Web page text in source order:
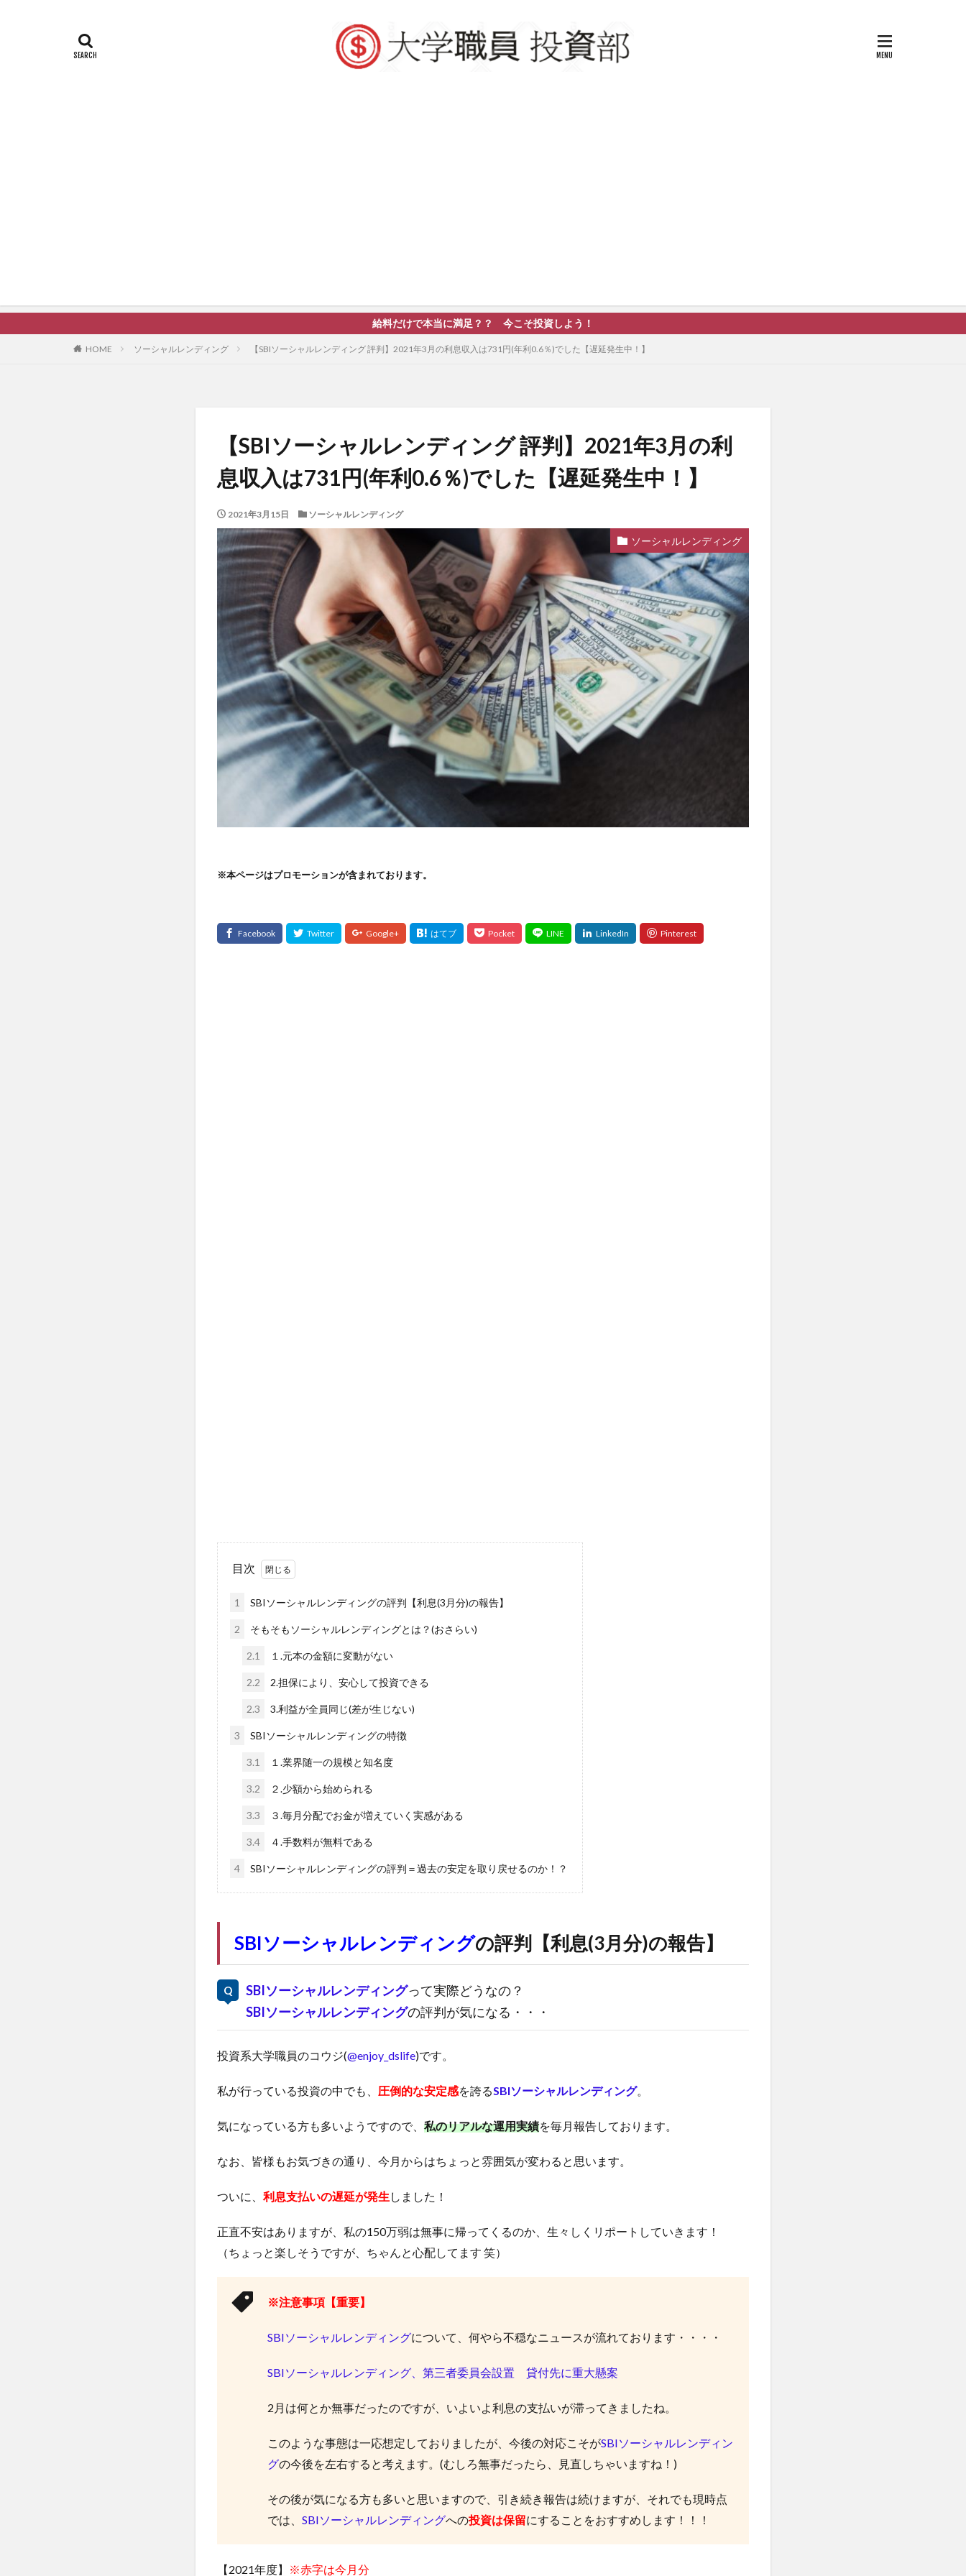
給料だけで本当に満足？？ 今こそ投資しよう！
HOME ソーシャルレンディング 【SBIソーシャルレンディング 評判】2021年3月の利息収入は731円(年利0.6％)でした【遅延発生中！】
【SBIソーシャルレンディング 評判】2021年3月の利
息収入は731円(年利0.6％)でした【遅延発生中！】
2021年3月15日 ソーシャルレンディング
ソーシャルレンディング
※本ページはプロモーションが含まれております。
目次
1 SBIソーシャルレンディングの評判【利息(3月分)の報告】
2 そもそもソーシャルレンディングとは？(おさらい)
2.1 １.元本の金額に変動がない
2.2 2.担保により、安心して投資できる
2.3 3.利益が全員同じ(差が生じない)
3 SBIソーシャルレンディングの特徴
3.1 １.業界随一の規模と知名度
3.2 ２.少額から始められる
3.3 ３.毎月分配でお金が増えていく実感がある
3.4 ４.手数料が無料である
4 SBIソーシャルレンディングの評判＝過去の安定を取り戻せるのか！？
SBIソーシャルレンディングの評判【利息(3月分)の報告】
SBIソーシャルレンディングって実際どうなの？
SBIソーシャルレンディングの評判が気になる・・・
投資系大学職員のコウジ(@enjoy_dslife)です。
私が行っている投資の中でも、 圧倒的な安定感を誇るSBIソーシャルレンディング。
気になっている方も多いようですので、 私のリアルな運用実績を毎月報告しております。
なお、皆様もお気づきの通り、今月からはちょっと雰囲気が変わると思います。
ついに、 利息支払いの遅延が発生 しました！
正直不安はありますが、私の150万弱は無事に帰ってくるのか、生々しくリポートしていきます！
（ちょっと楽しそうですが、ちゃんと心配してます 笑）
※注意事項【重要】
SBIソーシャルレンディングについて、何やら不穏なニュースが流れております・・・・
SBIソーシャルレンディング、第三者委員会設置 貸付先に重大懸案
2月は何とか無事だったのですが、いよいよ利息の支払いが滞ってきましたね。
このような事態は一応想定しておりましたが、今後の対応こそがSBIソーシャルレンディン
グの今後を左右すると考えます。(むしろ無事だったら、見直しちゃいますね！)
その後が気になる方も多いと思いますので、引き続き報告は続けますが、それでも現時点
では、 SBIソーシャルレンディングへの投資は保留にすることをおすすめします！！！
【2021年度】 ※赤字は今月分